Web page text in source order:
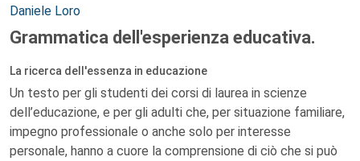
Autori:
Daniele Loro
Grammatica dell'esperienza educativa.
La ricerca dell'essenza in educazione
Un testo per gli studenti dei corsi di laurea in scienze
dell’educazione, e per gli adulti che, per situazione familiare,
impegno professionale o anche solo per interesse
personale, hanno a cuore la comprensione di ciò che si può